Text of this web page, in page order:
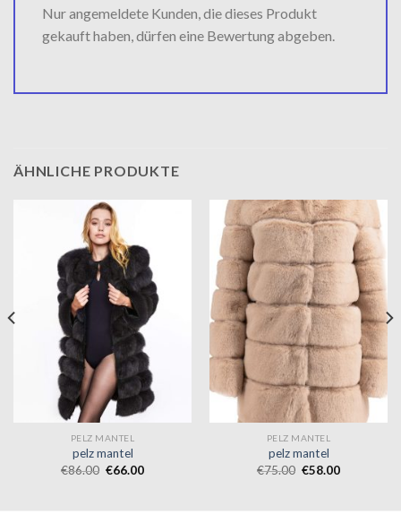
Nur angemeldete Kunden, die dieses Produkt
gekauft haben, dürfen eine Bewertung abgeben.
ÄHNLICHE PRODUKTE
PELZ MANTEL
pelz mantel
€86.00 €66.00
PELZ MANTEL
pelz mantel
€75.00 €58.00